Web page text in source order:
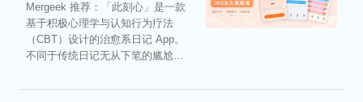
Mergeek 推荐：「此刻心」是一款
基于积极心理学与认知行为疗法
（CBT）设计的治愈系日记 App。
不同于传统日记无从下笔的尴尬，